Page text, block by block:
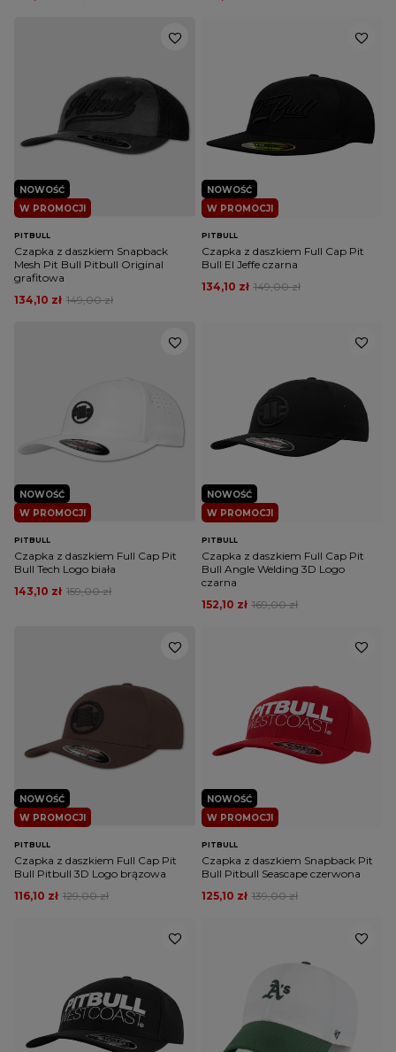
W PROMOCJI
NOWOŚĆ
PITBULL
Czapka z daszkiem Snapback
Mesh Pit Bull Pitbull Original
grafitowa
149,00 zł
134,10 zł
W PROMOCJI
NOWOŚĆ
PITBULL
Czapka z daszkiem Full Cap Pit
Bull El Jeffe czarna
149,00 zł
134,10 zł
W PROMOCJI
NOWOŚĆ
PITBULL
Czapka z daszkiem Full Cap Pit
Bull Tech Logo biała
159,00 zł
143,10 zł
W PROMOCJI
NOWOŚĆ
PITBULL
Czapka z daszkiem Full Cap Pit
Bull Angle Welding 3D Logo
czarna
169,00 zł
152,10 zł
W PROMOCJI
NOWOŚĆ
PITBULL
Czapka z daszkiem Full Cap Pit
Bull Pitbull 3D Logo brązowa
129,00 zł
116,10 zł
W PROMOCJI
NOWOŚĆ
PITBULL
Czapka z daszkiem Snapback Pit
Bull Pitbull Seascape czerwona
139,00 zł
125,10 zł